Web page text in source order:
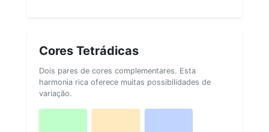
Cores Tetrádicas
Dois pares de cores complementares. Esta
harmonia rica oferece muitas possibilidades de
variação.